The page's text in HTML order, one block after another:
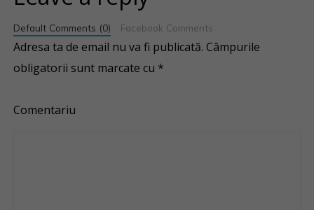
Default Comments (0) Facebook Comments
Adresa ta de email nu va fi publicată. Câmpurile
obligatorii sunt marcate cu *
Comentariu